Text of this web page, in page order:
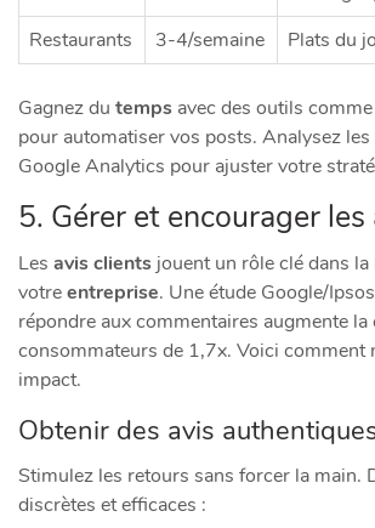
Restaurants
3-4/semaine Plats du
Gagnez du temps avec des outils comme
pour automatiser vos posts. Analysez
Google Analytics pour ajuster votre
5. Gérer et encourager
Les avis clients jouent un rôle clé dans
votreentreprise. Une étude Google/
répondre aux commentaires augmente la
consommateurs de 1,7x. Voici comment
impact.
Obtenir des avis
Stimulez les retours sans forcer la main.
discrètes et efficaces :